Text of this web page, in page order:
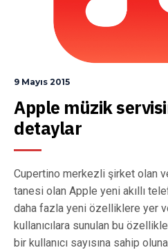
9 Mayıs 2015
Apple müzik
detaylar
Cupertino merkezli şirket olan
tanesi olan Apple yeni akıllı
daha fazla yeni özelliklere yer
kullanıcılara sunulan bu
bir kullanıcı sayısına sahip